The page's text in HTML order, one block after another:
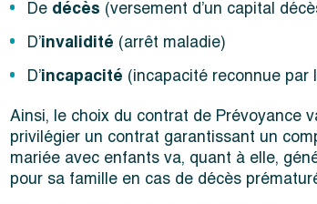
De décès (versement d’un capital
D’invalidité (arrêt maladie)
D’incapacité (incapacité reconnue par
Ainsi, le choix du contrat de Prévoyance
privilégier un contrat garantissant un
mariée avec enfants va, quant à elle,
pour sa famille en cas de décès